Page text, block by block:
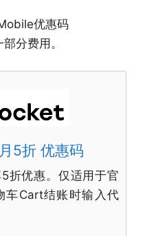
优惠码
分费用。
5折 优惠码
折优惠。仅适用于官
车Cart结账时输入代